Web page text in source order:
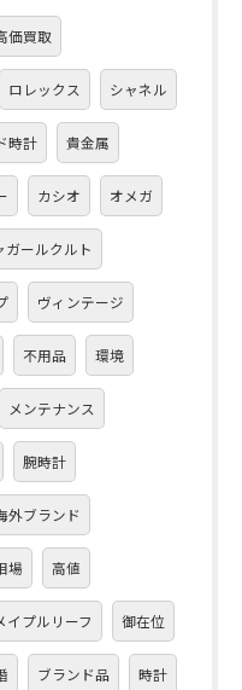
価買取
ロレックス シャネル
時計 貴金属
カシオ オメガ
ガールクルト
ヴィンテージ
不用品 環境
メンテナンス
腕時計
外ブランド
場 高値
イプルリーフ 御在位
ブランド品 時計